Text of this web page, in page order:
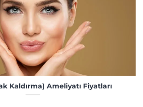
Kaldırma) Ameliyatı Fiyatları